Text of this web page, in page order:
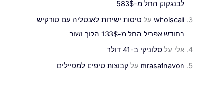
לבנגקוק החל מ-583$
whoiscall על טיסות ישירות לאנטליה עם טורקיש
בחודש אפריל החל מ-133$ הלוך ושוב
אלי על סלוניקי ב-41 דולר
mrasafnavon על קבוצות טיפים למטיילים